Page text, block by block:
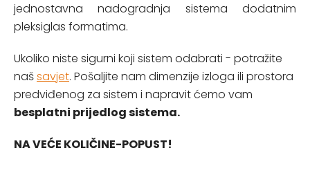
jednostavna nadogradnja sistema dodatnim
pleksiglas formatima.
Ukoliko niste sigurni koji sistem odabrati - potražite
našsavjet. Pošaljite nam dimenzije izloga ili prostora
predviđenog za sistem i napravit ćemo vam
besplatni prijedlog sistema.
NA VEĆE KOLIČINE-POPUST!